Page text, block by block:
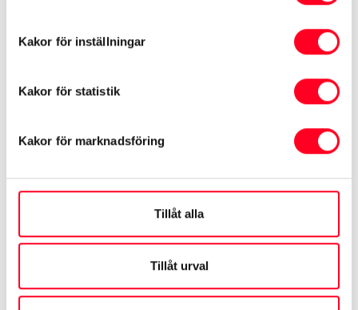
Kakor för inställningar
Kakor för statistik
Kakor för marknadsföring
Tillåt alla
Tillåt urval
Årsmodell
Mil
Toyota Karlskrona